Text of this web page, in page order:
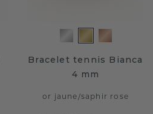
Bracelet tennis Bianca
4 mm
or jaune/saphir rose